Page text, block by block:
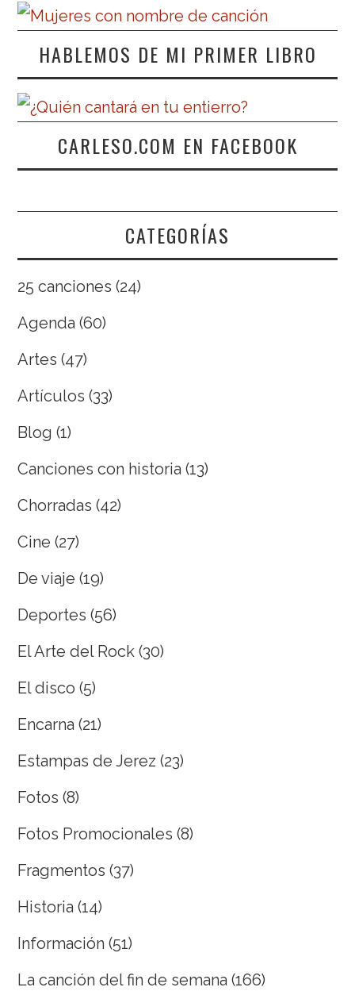
HABLEMOS DE MI PRIMER LIBRO
CARLESO.COM EN FACEBOOK
CATEGORÍAS
25 canciones (24)
Agenda (60)
Artes (47)
Artículos (33)
Blog (1)
Canciones con historia (13)
Chorradas (42)
Cine (27)
De viaje (19)
Deportes (56)
El Arte del Rock (30)
El disco (5)
Encarna (21)
Estampas de Jerez (23)
Fotos (8)
Fotos Promocionales (8)
Fragmentos (37)
Historia (14)
Información (51)
La canción del fin de semana (166)